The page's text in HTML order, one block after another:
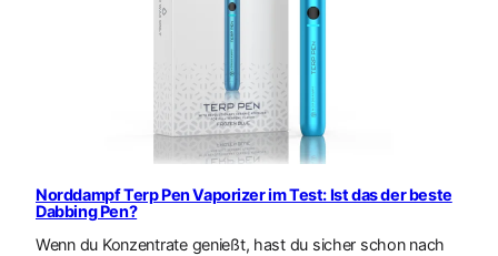
Norddampf Terp Pen Vaporizer im Test: Ist das der beste
Dabbing Pen?
Wenn du Konzentrate genießt, hast du sicher schon nach